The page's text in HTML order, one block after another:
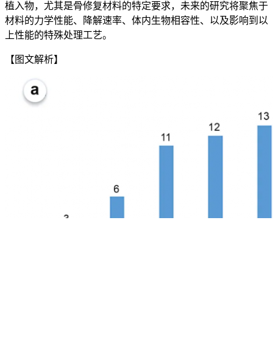
植入物，尤其是骨修复材料的特定要求，未来的研究将聚焦于
材料的力学性能、降解速率、体内生物相容性、以及影响到以
上性能的特殊处理工艺。
【图文解析】